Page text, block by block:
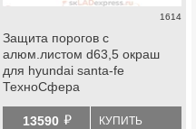
1614
Защита порогов с
алюм.листом d63,5 окраш
для hyundai santa-fe
ТехноСфера
13590 й КУПИТЬ